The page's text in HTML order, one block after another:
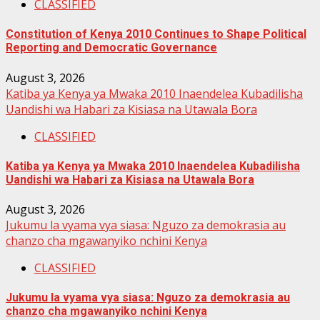
CLASSIFIED
Constitution of Kenya 2010 Continues to Shape Political
Reporting and Democratic Governance
August 3, 2026
Katiba ya Kenya ya Mwaka 2010 Inaendelea Kubadilisha
Uandishi wa Habari za Kisiasa na Utawala Bora
CLASSIFIED
Katiba ya Kenya ya Mwaka 2010 Inaendelea Kubadilisha
Uandishi wa Habari za Kisiasa na Utawala Bora
August 3, 2026
Jukumu la vyama vya siasa: Nguzo za demokrasia au
chanzo cha mgawanyiko nchini Kenya
CLASSIFIED
Jukumu la vyama vya siasa: Nguzo za demokrasia au
chanzo cha mgawanyiko nchini Kenya